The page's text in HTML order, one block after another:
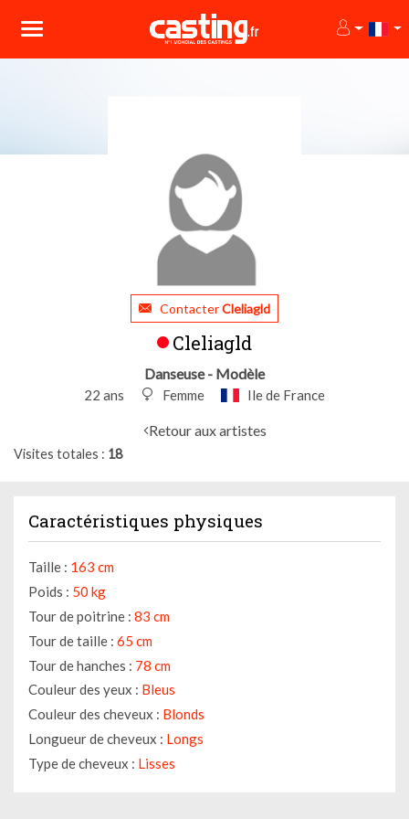
ContacterCleliagld
Cleliagld
Danseuse - Modèle
22 ans Femme Ile de France
Retour aux artistes
Visites totales 18
Caractéristiques physiques
Taille : 163 cm
Poids : 50 kg
Tour de poitrine : 83 cm
Tour de taille : 65 cm
Tour de hanches : 78 cm
Couleur des yeux : Bleus
Couleur des cheveux : Blonds
Longueur de cheveux : Longs
Type de cheveux : Lisses